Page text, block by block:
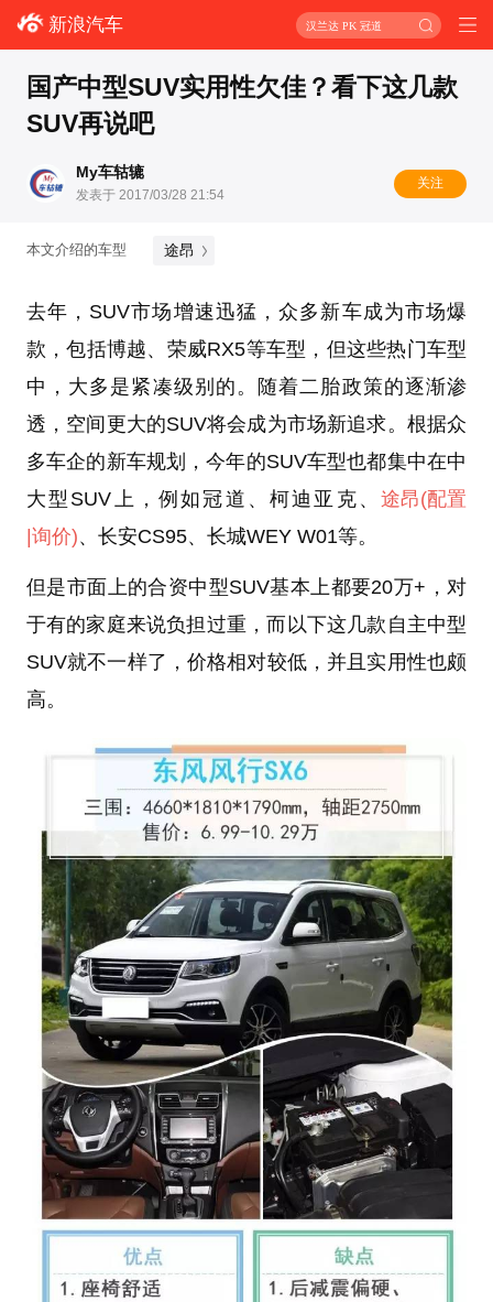
新浪汽车 汉兰达 PK 冠道
国产中型SUV实用性欠佳？看下这几款
SUV再说吧
My车轱辘
发表于 2017/03/28 21:54
关注
本文介绍的车型 途昂
去年，SUV市场增速迅猛，众多新车成为市场爆
款，包括博越、荣威RX5等车型，但这些热门车型
中，大多是紧凑级别的。随着二胎政策的逐渐渗
透，空间更大的SUV将会成为市场新追求。根据众
多车企的新车规划，今年的SUV车型也都集中在中
大型SUV上，例如冠道、柯迪亚克、途昂(配置
|询价)、长安CS95、长城WEY W01等。
但是市面上的合资中型SUV基本上都要20万+，对
于有的家庭来说负担过重，而以下这几款自主中型
SUV就不一样了，价格相对较低，并且实用性也颇
高。